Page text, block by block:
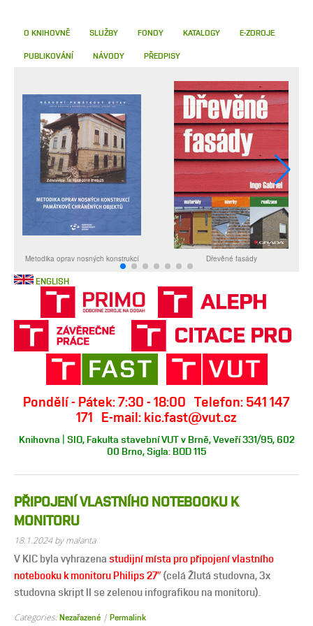
O KNIHOVNĚ SLUŽBY FONDY KATALOGY E-ZDROJE
PUBLIKOVÁNÍ NÁVODY PŘEDPISY
ENGLISH
Pondělí - Pátek: 7:30 - 18:00 Telefon: 541 147
171 E-mail: kic.fast@vut.cz
Knihovna | SIO, Fakulta stavební VUT v Brně, Veveří 331/95, 602
00 Brno, Sigla: BOD 115
PŘIPOJENÍ VLASTNÍHO NOTEBOOKU K
MONITORU
18.1.2024 by malanta
V KIC byla vyhrazena studijní místa pro připojení vlastního
notebooku k monitoru Philips 27″ (celá Žlutá studovna, 3x
studovna skript II se zelenou infografikou na monitoru).
Categories:Nezařazené | Permalink